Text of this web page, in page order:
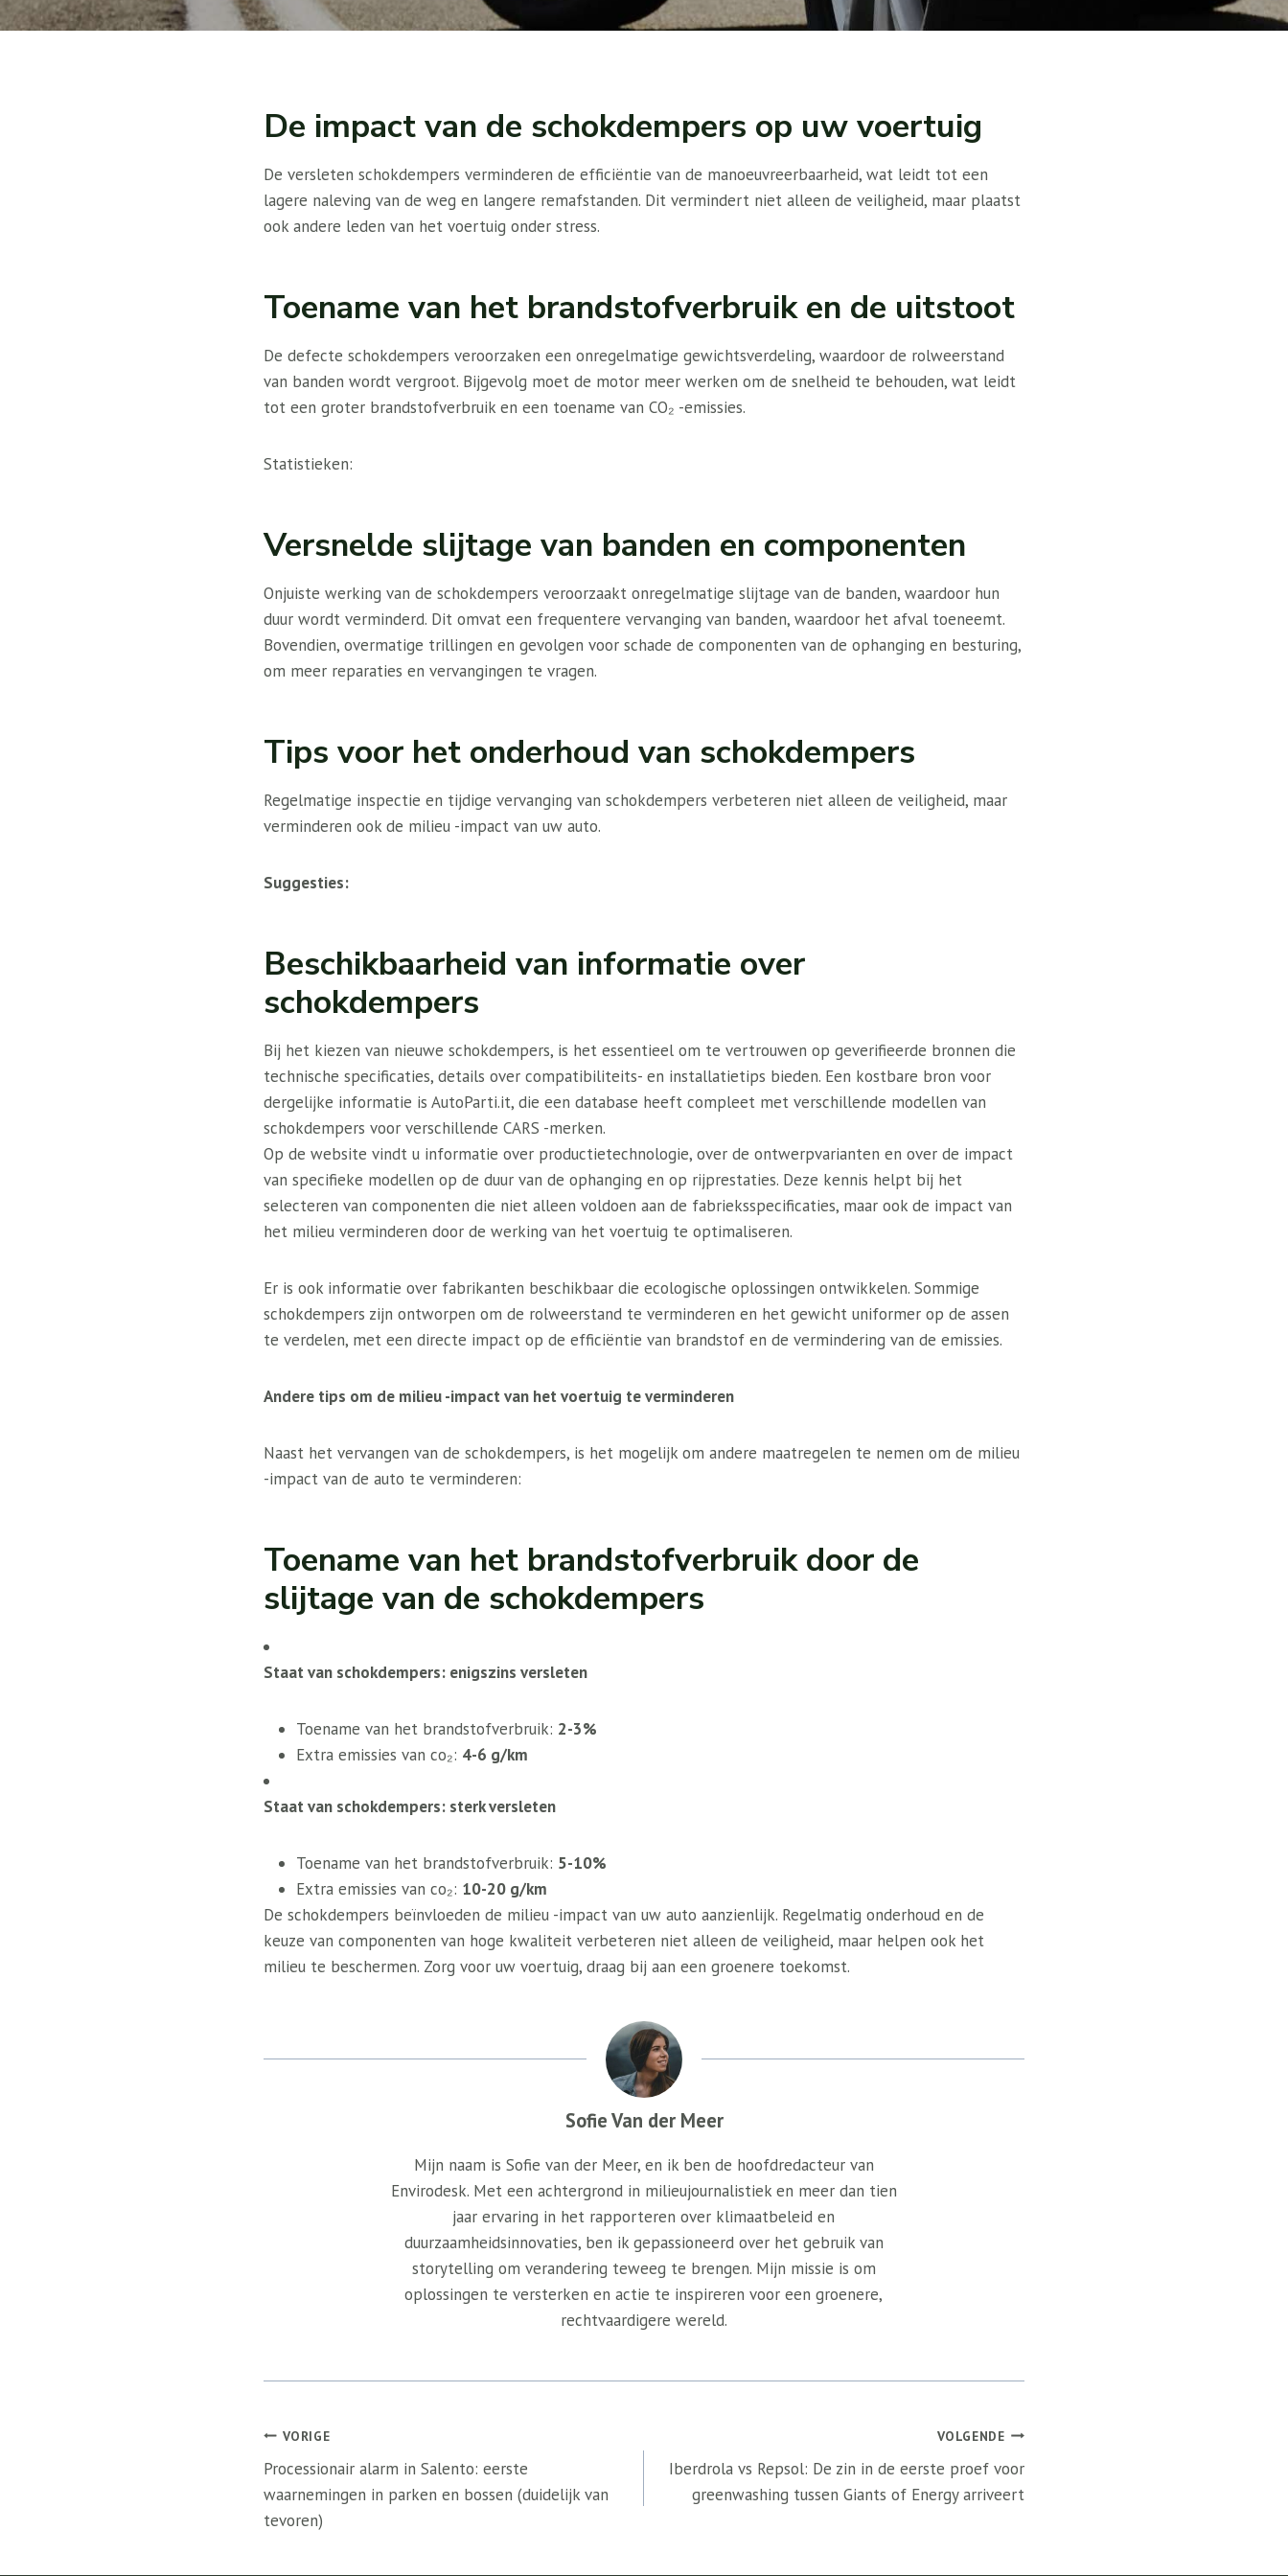
De impact van de schokdempers op uw voertuig
De versleten schokdempers verminderen de efficiëntie van de manoeuvreerbaarheid, wat leidt tot een
lagere naleving van de weg en langere remafstanden. Dit vermindert niet alleen de veiligheid, maar plaatst
ook andere leden van het voertuig onder stress.
Toename van het brandstofverbruik en de uitstoot
De defecte schokdempers veroorzaken een onregelmatige gewichtsverdeling, waardoor de rolweerstand
van banden wordt vergroot. Bijgevolg moet de motor meer werken om de snelheid te behouden, wat leidt
tot een groter brandstofverbruik en een toename van CO₂ -emissies.
Statistieken:
Versnelde slijtage van banden en componenten
Onjuiste werking van de schokdempers veroorzaakt onregelmatige slijtage van de banden, waardoor hun
duur wordt verminderd. Dit omvat een frequentere vervanging van banden, waardoor het afval toeneemt.
Bovendien, overmatige trillingen en gevolgen voor schade de componenten van de ophanging en besturing,
om meer reparaties en vervangingen te vragen.
Tips voor het onderhoud van schokdempers
Regelmatige inspectie en tijdige vervanging van schokdempers verbeteren niet alleen de veiligheid, maar
verminderen ook de milieu -impact van uw auto.
Suggesties:
Beschikbaarheid van informatie over
schokdempers
Bij het kiezen van nieuwe schokdempers, is het essentieel om te vertrouwen op geverifieerde bronnen die
technische specificaties, details over compatibiliteits- en installatietips bieden. Een kostbare bron voor
dergelijke informatie is AutoParti.it, die een database heeft compleet met verschillende modellen van
schokdempers voor verschillende CARS -merken.
Op de website vindt u informatie over productietechnologie, over de ontwerpvarianten en over de impact
van specifieke modellen op de duur van de ophanging en op rijprestaties. Deze kennis helpt bij het
selecteren van componenten die niet alleen voldoen aan de fabrieksspecificaties, maar ook de impact van
het milieu verminderen door de werking van het voertuig te optimaliseren.
Er is ook informatie over fabrikanten beschikbaar die ecologische oplossingen ontwikkelen. Sommige
schokdempers zijn ontworpen om de rolweerstand te verminderen en het gewicht uniformer op de assen
te verdelen, met een directe impact op de efficiëntie van brandstof en de vermindering van de emissies.
Andere tips om de milieu -impact van het voertuig te verminderen
Naast het vervangen van de schokdempers, is het mogelijk om andere maatregelen te nemen om de milieu
-impact van de auto te verminderen:
Toename van het brandstofverbruik door de
slijtage van de schokdempers
Staat van schokdempers: enigszins versleten
Toename van het brandstofverbruik: 2-3%
Extra emissies van co₂: 4-6 g/km
Staat van schokdempers: sterk versleten
Toename van het brandstofverbruik: 5-10%
Extra emissies van co₂: 10-20 g/km
De schokdempers beïnvloeden de milieu -impact van uw auto aanzienlijk. Regelmatig onderhoud en de
keuze van componenten van hoge kwaliteit verbeteren niet alleen de veiligheid, maar helpen ook het
milieu te beschermen. Zorg voor uw voertuig, draag bij aan een groenere toekomst.
Sofie Van der Meer
Mijn naam is Sofie van der Meer, en ik ben de hoofdredacteur van
Envirodesk. Met een achtergrond in milieujournalistiek en meer dan tien
jaar ervaring in het rapporteren over klimaatbeleid en
duurzaamheidsinnovaties, ben ik gepassioneerd over het gebruik van
storytelling om verandering teweeg te brengen. Mijn missie is om
oplossingen te versterken en actie te inspireren voor een groenere,
rechtvaardigere wereld.
Bericht
navigatie
VORIGE
Processionair alarm in Salento: eerste
waarnemingen in parken en bossen (duidelijk van
tevoren)
VOLGENDE
Iberdrola vs Repsol: De zin in de eerste proef voor
greenwashing tussen Giants of Energy arriveert